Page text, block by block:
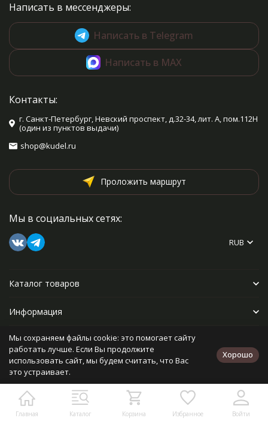
Главная Каталог Корзина Избранное Войти
Написать в мессенджеры:
Написать в Telegram
Написать в MAX
Контакты:
г. Санкт-Петербург, Невский проспект, д.32-34, лит. А, пом.112Н
(один из пунктов выдачи)
shop@kudel.ru
Проложить маршрут
Мы в социальных сетях:
RUB
Каталог товаров
Информация
Прочее
Политика персональных данных
Разработано в
bodysite.ru
Мы сохраняем файлы cookie: это помогает сайту
работать лучше. Если Вы продолжите
использовать сайт, мы будем считать, что Вас
это устраивает.
Хорошо